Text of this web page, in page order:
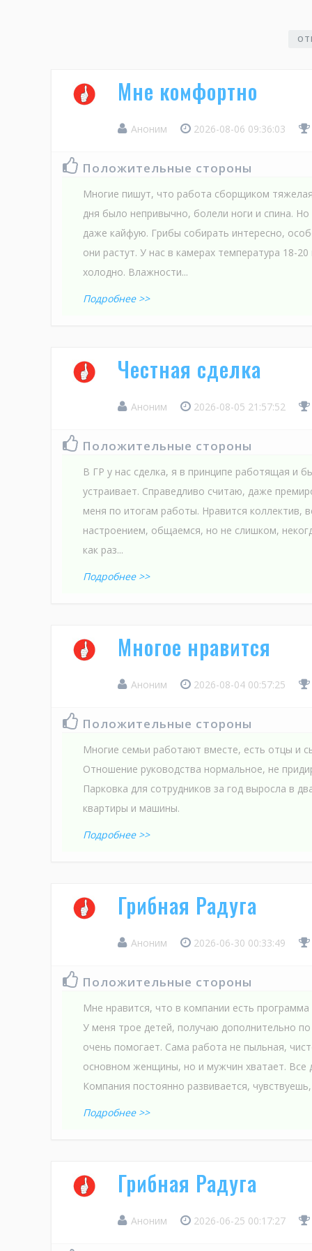
Мне комфортно
Аноним 2026-08-06 09:36:03
Положительные стороны
Многие пишут, что работа сборщиком
дня было непривычно, болели ноги и спина.
даже кайфую. Грибы собирать интересно,
они растут. У нас в камерах температура 18-
холодно. Влажности...
Подробнее >>
Честная сделка
Аноним 2026-08-05 21:57:52
Положительные стороны
В ГР у нас сделка, я в принципе работящая и
устраивает. Справедливо считаю, даже
меня по итогам работы. Нравится коллектив,
настроением, общаемся, но не слишком,
как раз...
Подробнее >>
Многое нравится
Аноним 2026-08-04 00:57:25
Положительные стороны
Многие семьи работают вместе, есть отцы и
Отношение руководства нормальное, не
Парковка для сотрудников за год выросла в
квартиры и машины.
Подробнее >>
Грибная Радуга
Аноним 2026-06-30 00:33:49
Положительные стороны
Мне нравится, что в компании есть
У меня трое детей, получаю дополнительно
очень помогает. Сама работа не пыльная,
основном женщины, но и мужчин хватает. Все
Компания постоянно развивается,
Подробнее >>
Грибная Радуга
Аноним 2026-06-25 00:17:27